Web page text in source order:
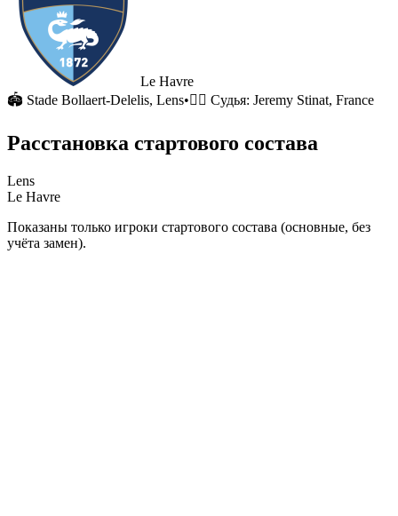
Le Havre
🏟 Stade Bollaert-Delelis, Lens•🧑‍⚖️ Судья: Jeremy Stinat, France
Расстановка стартового состава
Lens
Le Havre
Показаны только игроки стартового состава (основные, без
учёта замен).